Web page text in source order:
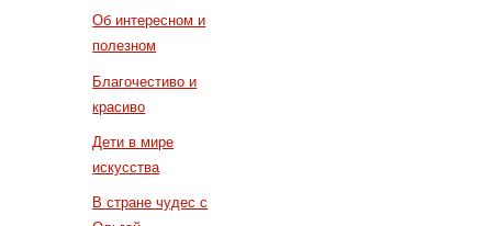
Об интересном и
полезном
Благочестиво и
красиво
Дети в мире
искусства
В стране чудес с